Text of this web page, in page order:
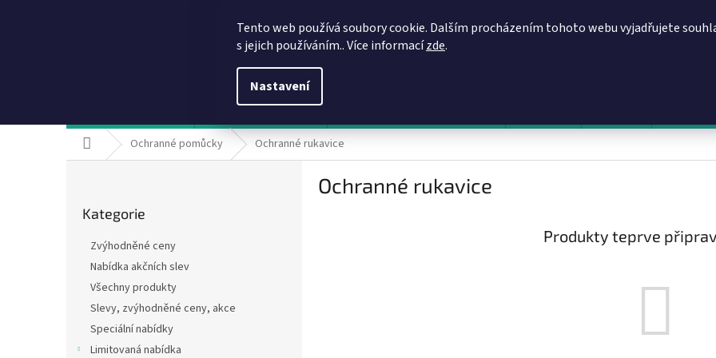
Tento web používá soubory cookie. Dalším procházením tohoto webu vyjadřujete
s jejich používáním.. Více informacízde.
Nastavení
Domů Ochranné pomůcky Ochranné rukavice
kategorie
Kategorie
Zvýhodněné ceny
Nabídka akčních slev
Všechny produkty
Slevy, zvýhodněné ceny, akce
Speciální nabídky
Limitovaná nabídka
Ochranné rukavice
Produkty teprve